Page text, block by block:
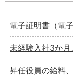
電子証明書（電
未経験入社3か
昇任役員の給料